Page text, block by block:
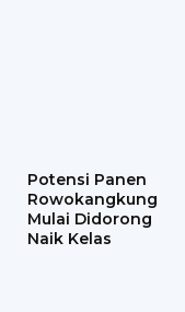
Potensi Panen
Rowokangkung
Mulai Didorong
Naik Kelas